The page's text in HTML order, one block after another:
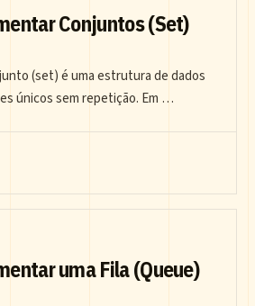
Conjuntos (Set)
(set) é uma estrutura de dados
únicos sem repetição. Em …
uma Fila (Queue)